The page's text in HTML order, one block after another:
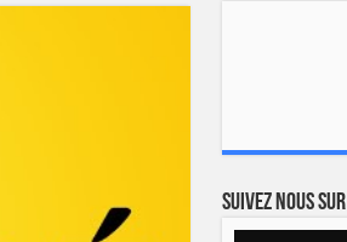
Suivez nous sur